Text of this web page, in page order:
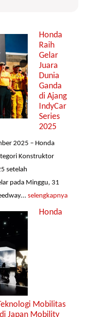
Honda
Raih
Gelar
Juara
Dunia
Ganda
di Ajang
IndyCar
Series
2025
2025 – Honda
Konstruktor
setelah
pada Minggu, 31
selengkapnya
Honda
Mobilitas
Japan Mobility